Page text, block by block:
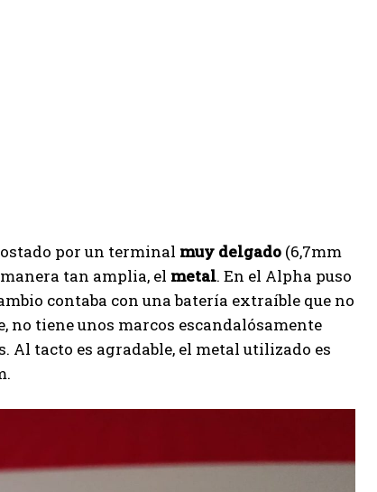
por un terminal muy delgado (6,7mm
tan amplia, el metal. En el Alpha puso
contaba con una batería extraíble que no
tiene unos marcos escandalósamente
Al tacto es agradable, el metal utilizado es